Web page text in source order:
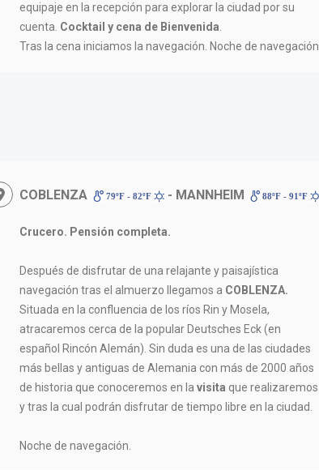
equipaje en la recepción para explorar la ciudad por su
cuenta. Cocktail y cena de Bienvenida
Tras la cena iniciamos la navegación. Noche de navegación.
COBLENZA 79ºF - 82ºF - MANNHEIM 88ºF - 91ºF
Crucero. Pensión completa.
Después de disfrutar de una relajante y paisajística
navegación tras el almuerzo llegamos a COBLENZA.
Situada en la confluencia de los ríos Rin y Mosela,
atracaremos cerca de la popular Deutsches Eck (en
español Rincón Alemán). Sin duda es una de las ciudades
más bellas y antiguas de Alemania con más de 2000 años
de historia que conoceremos en la visita que realizaremos
y tras la cual podrán disfrutar de tiempo libre en la ciudad.
Noche de navegación.